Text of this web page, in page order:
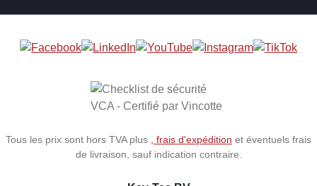
Tous les prix sont hors TVA plus , frais d'expédition et éventuels frais
de livraison, sauf indication contraire.